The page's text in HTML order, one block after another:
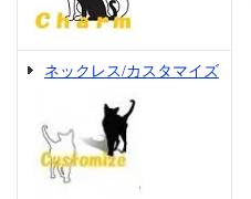
ネックレス/カスタマイズ